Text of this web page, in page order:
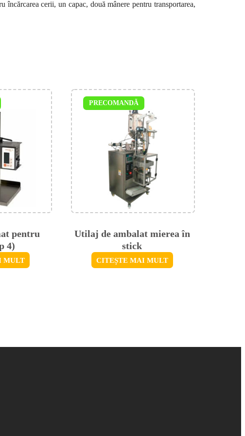
cerii, un capac, două mânere pentru transportarea,
pentru
4)
MULT
Utilaj de ambalat mierea în
stick
CITEȘTE MAI MULT
PRECOMANDĂ